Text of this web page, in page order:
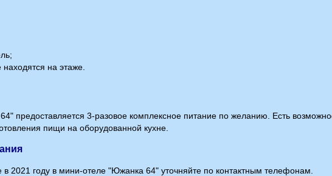
на этаже.
предоставляется 3-разовое комплексное питание по желанию. Есть
пищи на оборудованной кухне.
в 2021 году в мини-отеле "Южанка 64" уточняйте по контактным телефонам.